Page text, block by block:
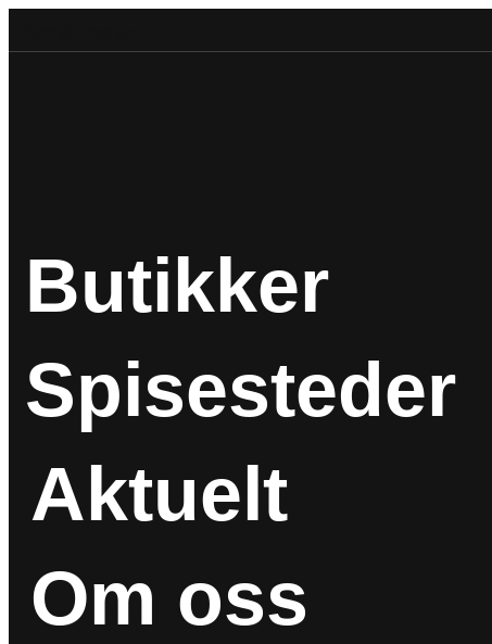
Butikker
Spisesteder
Aktuelt
Om oss